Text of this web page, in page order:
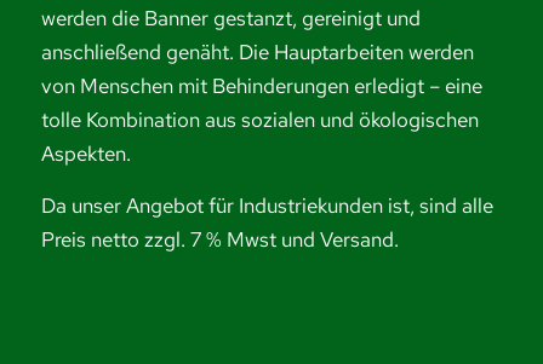
werden die Banner gestanzt, gereinigt und
anschließend genäht. Die Hauptarbeiten werden
von Menschen mit Behinderungen erledigt – eine
tolle Kombination aus sozialen und ökologischen
Aspekten.
Da unser Angebot für Industriekunden ist, sind alle
Preis netto zzgl. 7 % Mwst und Versand.